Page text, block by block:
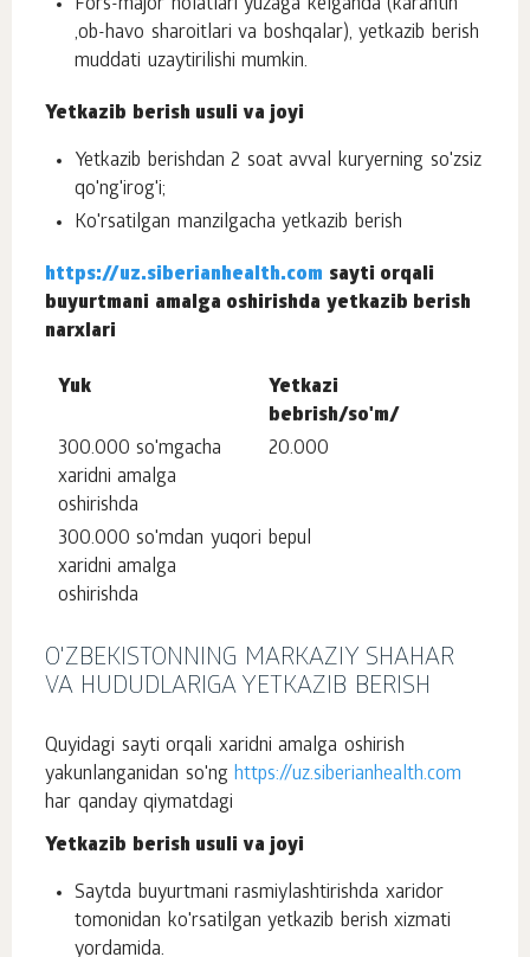
Fors-major holatlari yuzaga kelganda (karantin
,ob-havo sharoitlari va boshqalar), yetkazib berish
muddati uzaytirilishi mumkin.
Yetkazib berish usuli va joyi
Yetkazib berishdan 2 soat avval kuryerning so'zsiz
qo'ng'irog'i;
Ko'rsatilgan manzilgacha yetkazib berish
https://uz.siberianhealth.com sayti orqali
buyurtmani amalga oshirishda yetkazib berish
narxlari
Yuk
Yetkazi
bebrish/so'm/
300.000 so'mgacha
xaridni amalga
oshirishda
20.000
300.000 so'mdan yuqori
xaridni amalga
oshirishda
bepul
O'ZBEKISTONNING MARKAZIY SHAHAR
VA HUDUDLARIGA YETKAZIB BERISH
Quyidagi sayti orqali xaridni amalga oshirish
yakunlanganidan so'nghttps://uz.siberianhealth.com
har qanday qiymatdagi
Yetkazib berish usuli va joyi
Saytda buyurtmani rasmiylashtirishda xaridor
tomonidan ko'rsatilgan yetkazib berish xizmati
yordamida.